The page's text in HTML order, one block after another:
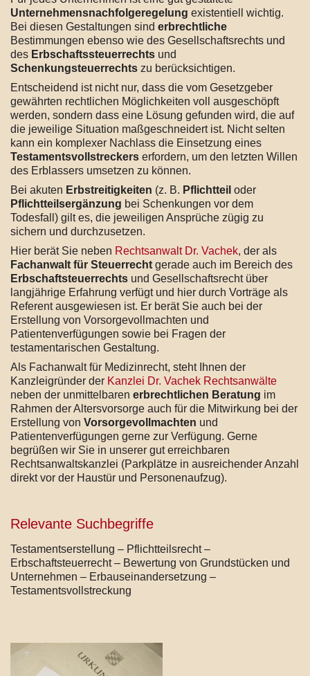
Unternehmensnachfolgeregelung existentiell wichtig.
Bei diesen Gestaltungen sind erbrechtliche
Bestimmungen ebenso wie des Gesellschaftsrechts und
des Erbschaftssteuerrechts und
Schenkungsteuerrechts zu berücksichtigen.
Entscheidend ist nicht nur, dass die vom Gesetzgeber
gewährten rechtlichen Möglichkeiten voll ausgeschöpft
werden, sondern dass eine Lösung gefunden wird, die auf
die jeweilige Situation maßgeschneidert ist. Nicht selten
kann ein komplexer Nachlass die Einsetzung eines
Testamentsvollstreckers erfordern, um den letzten Willen
des Erblassers umsetzen zu können.
Bei akuten Erbstreitigkeiten (z. B. Pflichtteil oder
Pflichtteilsergänzung bei Schenkungen vor dem
Todesfall) gilt es, die jeweiligen Ansprüche zügig zu
sichern und durchzusetzen.
Hier berät Sie neben Rechtsanwalt Dr. Vachek, der als
Fachanwalt für Steuerrecht gerade auch im Bereich des
Erbschaftsteuerrechts und Gesellschaftsrecht über
langjährige Erfahrung verfügt und hier durch Vorträge als
Referent ausgewiesen ist. Er berät Sie auch bei der
Erstellung von Vorsorgevollmachten und
Patientenverfügungen sowie bei Fragen der
testamentarischen Gestaltung.
Als Fachanwalt für Medizinrecht, steht Ihnen der
Kanzleigründer der Kanzlei Dr. Vachek Rechtsanwälte
neben der unmittelbaren erbrechtlichen Beratung im
Rahmen der Altersvorsorge auch für die Mitwirkung bei der
Erstellung von Vorsorgevollmachten und
Patientenverfügungen gerne zur Verfügung. Gerne
begrüßen wir Sie in unserer gut erreichbaren
Rechtsanwaltskanzlei (Parkplätze in ausreichender Anzahl
direkt vor der Haustür und Personenaufzug).
Relevante Suchbegriffe
Testamentserstellung – Pflichtteilsrecht –
Erbschaftsteuerrecht – Bewertung von Grundstücken und
Unternehmen – Erbauseinandersetzung –
Testamentsvollstreckung